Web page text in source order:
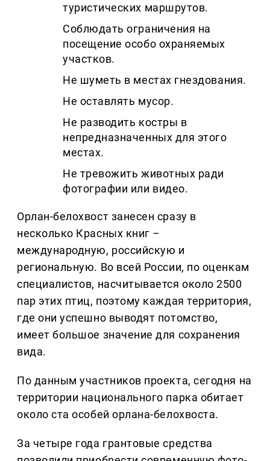
туристических маршрутов.
Соблюдать ограничения на
посещение особо охраняемых
участков.
Не шуметь в местах гнездования.
Не оставлять мусор.
Не разводить костры в
непредназначенных для этого
местах.
Не тревожить животных ради
фотографии или видео.
Орлан-белохвост занесен сразу в
несколько Красных книг –
международную, российскую и
региональную. Во всей России, по оценкам
специалистов, насчитывается около 2500
пар этих птиц, поэтому каждая территория,
где они успешно выводят потомство,
имеет большое значение для сохранения
вида.
По данным участников проекта, сегодня на
территории национального парка обитает
около ста особей орлана-белохвоста.
За четыре года грантовые средства